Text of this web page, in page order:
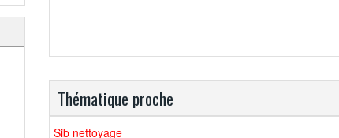
Thématique proche
Sib nettoyage